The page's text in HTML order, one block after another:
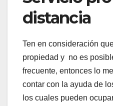
distancia
Ten en consideración
propiedad y no es
frecuente, entonces lo
contar con la ayuda de
los cuales pueden